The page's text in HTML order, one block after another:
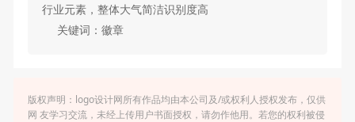
行业元素，整体大气简洁识别度高
关键词：徽章
版权声明：logo设计网所有作品均由本公司及/或权利人授权发布，仅供
网 友学习交流，未经上传用户书面授权，请勿作他用。若您的权利被侵